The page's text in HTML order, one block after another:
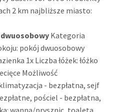
2 km najbliższe miasto:
Kategoria
pokój dwuosobowy
1x Liczba łóżek: łóżko
Możliwość
- bezpłatna, sejf
pościel - bezpłatna,